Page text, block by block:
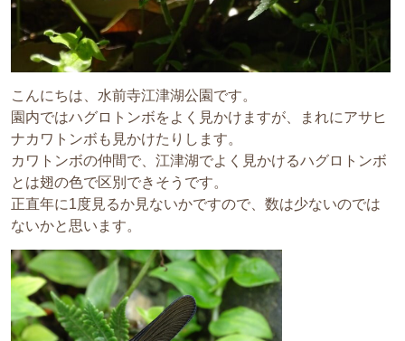
こんにちは、水前寺江津湖公園です。
園内ではハグロトンボをよく見かけますが、まれにアサヒ
ナカワトンボも見かけたりします。
カワトンボの仲間で、江津湖でよく見かけるハグロトンボ
とは翅の色で区別できそうです。
正直年に1度見るか見ないかですので、数は少ないのでは
ないかと思います。